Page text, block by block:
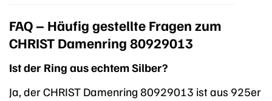
FAQ – Häufig gestellte Fragen zum
CHRIST Damenring 80929013
Ist der Ring aus echtem Silber?
Ja, der CHRIST Damenring 80929013 ist aus 925er